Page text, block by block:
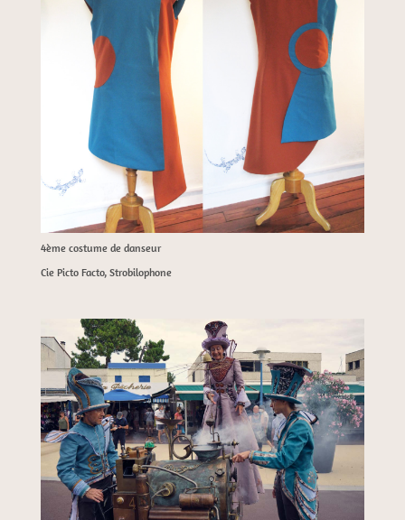
4ème costume de danseur
Cie Picto Facto, Strobilophone